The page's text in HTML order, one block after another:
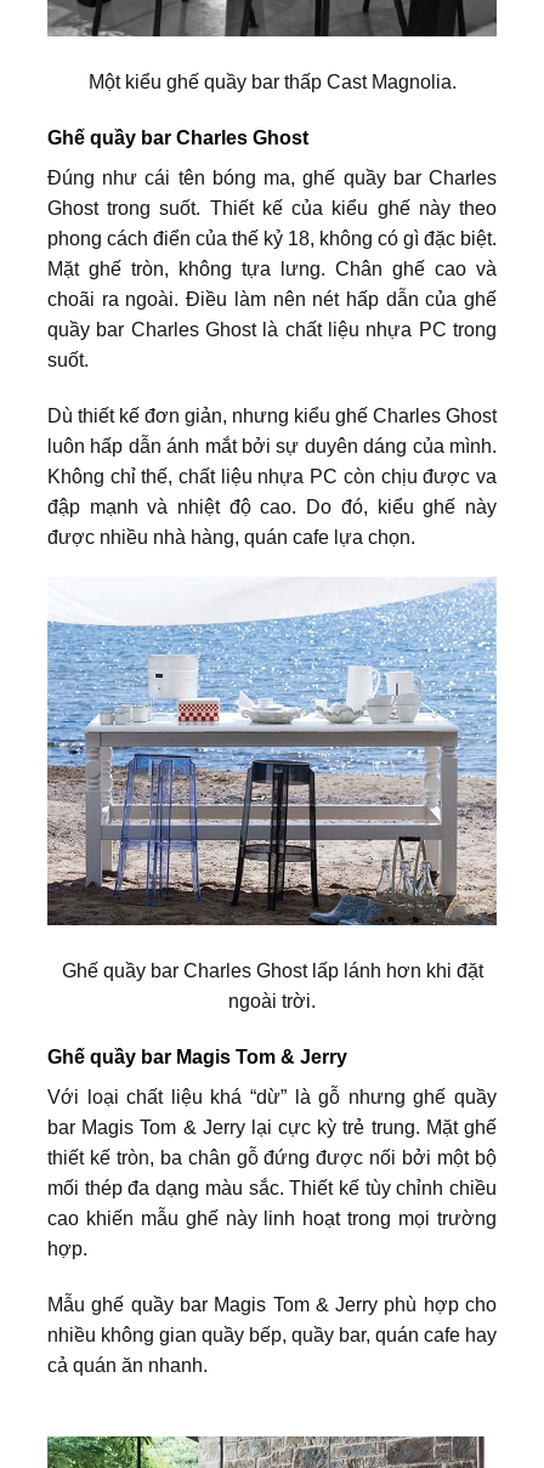
Một kiểu ghế quầy bar thấp Cast Magnolia.
Ghế quầy bar Charles Ghost
Đúng như cái tên bóng ma, ghế quầy bar Charles
Ghost trong suốt. Thiết kế của kiểu ghế này theo
phong cách điển của thế kỷ 18, không có gì đặc biệt.
Mặt ghế tròn, không tựa lưng. Chân ghế cao và
choãi ra ngoài. Điều làm nên nét hấp dẫn của ghế
quầy bar Charles Ghost là chất liệu nhựa PC trong
suốt.
Dù thiết kế đơn giản, nhưng kiểu ghế Charles Ghost
luôn hấp dẫn ánh mắt bởi sự duyên dáng của mình.
Không chỉ thế, chất liệu nhựa PC còn chịu được va
đập mạnh và nhiệt độ cao. Do đó, kiểu ghế này
được nhiều nhà hàng, quán cafe lựa chọn.
Ghế quầy bar Charles Ghost lấp lánh hơn khi đặt
ngoài trời.
Ghế quầy bar Magis Tom & Jerry
Với loại chất liệu khá “dừ” là gỗ nhưng ghế quầy
bar Magis Tom & Jerry lại cực kỳ trẻ trung. Mặt ghế
thiết kế tròn, ba chân gỗ đứng được nối bởi một bộ
mối thép đa dạng màu sắc. Thiết kế tùy chỉnh chiều
cao khiến mẫu ghế này linh hoạt trong mọi trường
hợp.
Mẫu ghế quầy bar Magis Tom & Jerry phù hợp cho
nhiều không gian quầy bếp, quầy bar, quán cafe hay
cả quán ăn nhanh.